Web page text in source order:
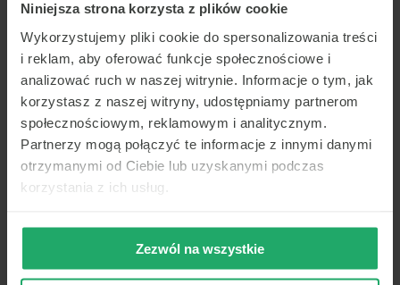
Niniejsza strona korzysta z plików cookie
Wykorzystujemy pliki cookie do spersonalizowania treści
i reklam, aby oferować funkcje społecznościowe i
analizować ruch w naszej witrynie. Informacje o tym, jak
korzystasz z naszej witryny, udostępniamy partnerom
społecznościowym, reklamowym i analitycznym.
Partnerzy mogą połączyć te informacje z innymi danymi
otrzymanymi od Ciebie lub uzyskanymi podczas
korzystania z ich usług.
Zezwól na wszystkie